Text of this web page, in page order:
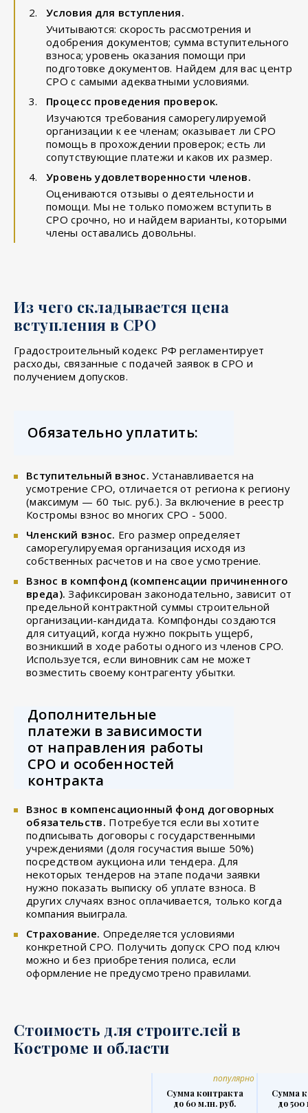
Условия для вступления.
Учитываются: скорость рассмотрения и
одобрения документов; сумма вступительного
взноса; уровень оказания помощи при
подготовке документов. Найдем для вас центр
СРО с самыми адекватными условиями.
Процесс проведения проверок.
Изучаются требования саморегулируемой
организации к ее членам; оказывает ли СРО
помощь в прохождении проверок; есть ли
сопутствующие платежи и каков их размер.
Уровень удовлетворенности членов.
Оцениваются отзывы о деятельности и
помощи. Мы не только поможем вступить в
СРО срочно, но и найдем варианты, которыми
члены оставались довольны.
Из чего складывается цена
вступления в СРО
Градостроительный кодекс РФ регламентирует
расходы, связанные с подачей заявок в СРО и
получением допусков.
Обязательно уплатить:
Вступительный взнос. Устанавливается на
усмотрение СРО, отличается от региона к региону
(максимум — 60 тыс. руб.). За включение в реестр
Костромы взнос во многих СРО - 5000.
Членский взнос. Его размер определяет
саморегулируемая организация исходя из
собственных расчетов и на свое усмотрение.
Взнос в компфонд (компенсации причиненного
вреда). Зафиксирован законодательно, зависит от
предельной контрактной суммы строительной
организации-кандидата. Компфонды создаются
для ситуаций, когда нужно покрыть ущерб,
возникший в ходе работы одного из членов СРО.
Используется, если виновник сам не может
возместить своему контрагенту убытки.
Дополнительные
платежи в зависимости
от направления работы
СРО и особенностей
контракта
Взнос в компенсационный фонд договорных
обязательств. Потребуется если вы хотите
подписывать договоры с государственными
учреждениями (доля госучастия выше 50%)
посредством аукциона или тендера. Для
некоторых тендеров на этапе подачи заявки
нужно показать выписку об уплате взноса. В
других случаях взнос оплачивается, только когда
компания выиграла.
Страхование. Определяется условиями
конкретной СРО. Получить допуск СРО под ключ
можно и без приобретения полиса, если
оформление не предусмотрено правилами.
Стоимость для строителей в
Костроме и области
Сумма контракта
до 60 млн. руб.
популярно
Сумма
до